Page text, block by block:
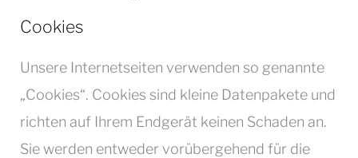
Cookies
Unsere Internetseiten verwenden so genannte
„Cookies“. Cookies sind kleine Datenpakete und
richten auf Ihrem Endgerät keinen Schaden an.
Sie werden entweder vorübergehend für die